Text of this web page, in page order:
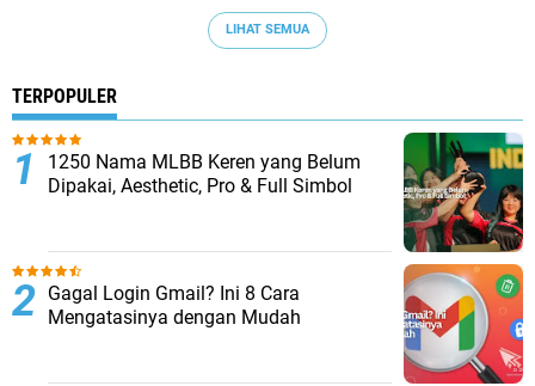
LIHAT SEMUA
TERPOPULER
1250 Nama MLBB Keren yang Belum
Dipakai, Aesthetic, Pro & Full Simbol
Gagal Login Gmail? Ini 8 Cara
Mengatasinya dengan Mudah